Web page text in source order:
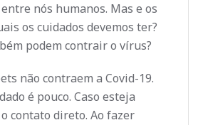
nós humanos. Mas e os
os cuidados devemos ter?
podem contrair o vírus?
não contraem a Covid-19.
é pouco. Caso esteja
contato direto. Ao fazer